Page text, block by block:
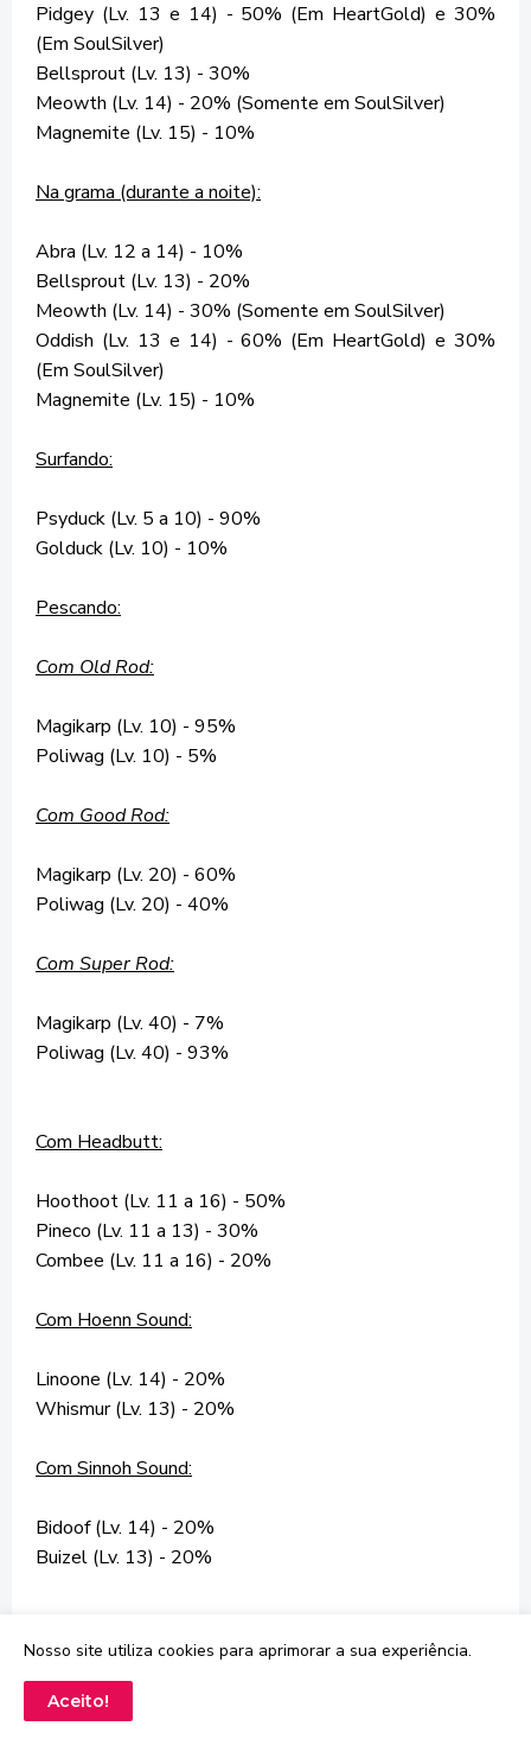
Pidgey (Lv. 13 e 14) - 50% (Em HeartGold) e 30%
(Em SoulSilver)
Bellsprout (Lv. 13) - 30%
Meowth (Lv. 14) - 20% (Somente em SoulSilver)
Magnemite (Lv. 15) - 10%
Na grama (durante a noite):
Abra (Lv. 12 a 14) - 10%
Bellsprout (Lv. 13) - 20%
Meowth (Lv. 14) - 30% (Somente em SoulSilver)
Oddish (Lv. 13 e 14) - 60% (Em HeartGold) e 30%
(Em SoulSilver)
Magnemite (Lv. 15) - 10%
Surfando:
Psyduck (Lv. 5 a 10) - 90%
Golduck (Lv. 10) - 10%
Pescando:
Com Old Rod:
Magikarp (Lv. 10) - 95%
Poliwag (Lv. 10) - 5%
Com Good Rod:
Magikarp (Lv. 20) - 60%
Poliwag (Lv. 20) - 40%
Com Super Rod:
Magikarp (Lv. 40) - 7%
Poliwag (Lv. 40) - 93%
Com Headbutt:
Hoothoot (Lv. 11 a 16) - 50%
Pineco (Lv. 11 a 13) - 30%
Combee (Lv. 11 a 16) - 20%
Com Hoenn Sound:
Linoone (Lv. 14) - 20%
Whismur (Lv. 13) - 20%
Com Sinnoh Sound:
Bidoof (Lv. 14) - 20%
Buizel (Lv. 13) - 20%
Vermillion City
Nosso site utiliza cookies para aprimorar a sua experiência.
Aceito!